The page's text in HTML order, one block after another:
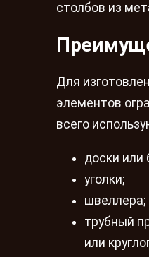
столбов из
Для
элементов
всего
доски или
уголки;
швеллера;
трубный
или